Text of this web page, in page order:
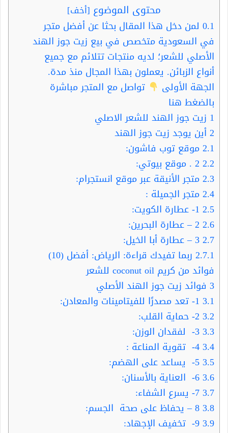
محتوى الموضوع [أخف]
0.1 لمن دخل هذا المقال بحثا عن أفضل متجر
في السعودية متخصص في بيع زيت جوز الهند
الأصلي للشعر؛ لديه منتجات تتلائم مع جميع
أنواع الزبائن. يعملون بهذا المجال منذ مدة.
الجهة الأولى
تواصل مع المتجر مباشرة
بالضغط هنا
1 زيت جوز الهند للشعر الاصلي
2أين يوجد زيت جوز الهند
2.1موقع توب فاشون:
2.2
2.3متجر الأنيقة عبر موقع انستجرام:
2.4متجر الجميلة :
2.5
2.6
2.7
2.7.1
ربما تفيدك قراءة: الرياض: أفضل (10)
فوائد من كريم coconut oil للشعر
3 فوائد زيت جوز الهند الأصلي
3.1
3.2
3.3
3.4
3.5
3.6
3.7
3.8
3.9